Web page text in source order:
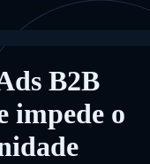
B2B
impede o